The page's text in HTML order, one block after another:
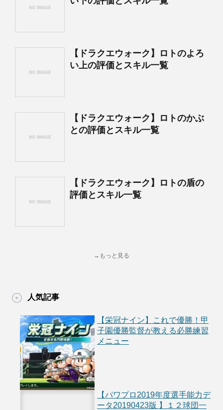
【ドラクエウォーク】ロトのよろ
い上の評価とスキル一覧
【ドラクエウォーク】ロトのかぶ
との評価とスキル一覧
【ドラクエウォーク】ロトの盾の
評価とスキル一覧
→もっと見る
人気記事
【栄冠ナイン】これで優勝！甲
子園優勝監督が教える必勝練習
メニュー
【パワプロ2019年度選手能力デ
ータ20190423版 】１２球団一